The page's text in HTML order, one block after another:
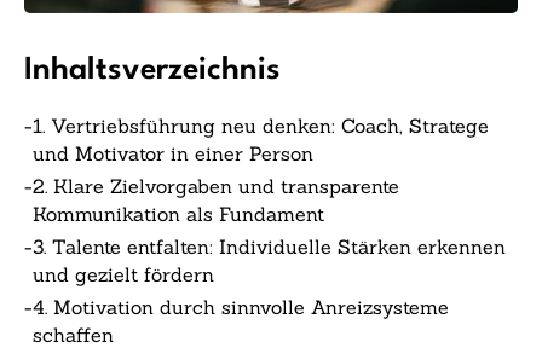
Inhaltsverzeichnis
-1. Vertriebsführung neu denken: Coach, Stratege
und Motivator in einer Person
-2. Klare Zielvorgaben und transparente
Kommunikation als Fundament
-3. Talente entfalten: Individuelle Stärken erkennen
und gezielt fördern
-4. Motivation durch sinnvolle Anreizsysteme
schaffen